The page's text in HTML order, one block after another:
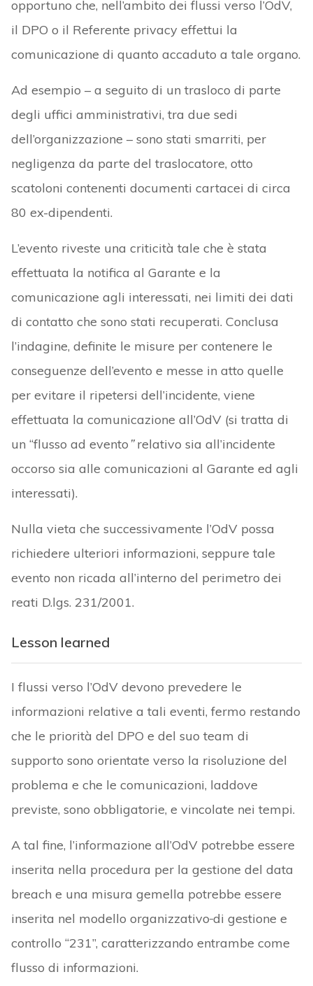
opportuno che, nell’ambito dei flussi verso l’OdV,
il DPO o il Referente privacy effettui la
comunicazione di quanto accaduto a tale organo.
Ad esempio – a seguito di un trasloco di parte
degli uffici amministrativi, tra due sedi
dell’organizzazione – sono stati smarriti, per
negligenza da parte del traslocatore, otto
scatoloni contenenti documenti cartacei di circa
80 ex-dipendenti.
L’evento riveste una criticità tale che è stata
effettuata la notifica al Garante e la
comunicazione agli interessati, nei limiti dei dati
di contatto che sono stati recuperati. Conclusa
l’indagine, definite le misure per contenere le
conseguenze dell’evento e messe in atto quelle
per evitare il ripetersi dell’incidente, viene
effettuata la comunicazione all’OdV (si tratta di
un “flusso ad evento”relativo sia all’incidente
occorso sia alle comunicazioni al Garante ed agli
interessati).
Nulla vieta che successivamente l’OdV possa
richiedere ulteriori informazioni, seppure tale
evento non ricada all’interno del perimetro dei
reati D.lgs. 231/2001.
Lesson learned
I flussi verso l’OdV devono prevedere le
informazioni relative a tali eventi, fermo restando
che le priorità del DPO e del suo team di
supporto sono orientate verso la risoluzione del
problema e che le comunicazioni, laddove
previste, sono obbligatorie, e vincolate nei tempi.
A tal fine, l’informazione all’OdV potrebbe essere
inserita nella procedura per la gestione del data
breach e una misura gemella potrebbe essere
inserita nel modello organizzativo di gestione e
controllo “231”, caratterizzando entrambe come
flusso di informazioni.